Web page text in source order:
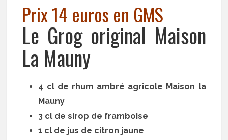
Prix 14 euros en GMS
Le Grog original Maison
La Mauny
4 cl de rhum ambré agricole Maison la
Mauny
3 cl de sirop de framboise
1 cl de jus de citron jaune